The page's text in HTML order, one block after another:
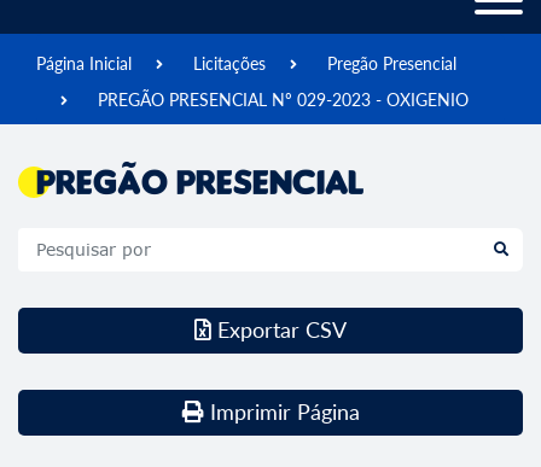
Página Inicial Licitações
Pregão Presencial
PREGÃO PRESENCIAL Nº 029-2023 - OXIGENIO
Pregão Presencial
Exportar CSV
Imprimir Página